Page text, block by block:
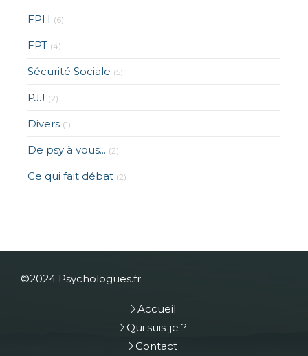
FPH (6)
FPT (4)
Sécurité Sociale (5)
PJJ (2)
Divers (1)
De psy à vous... (2)
Ce qui fait débat (2)
©2024 Psychologues.fr
Accueil
Qui suis-je ?
Contact